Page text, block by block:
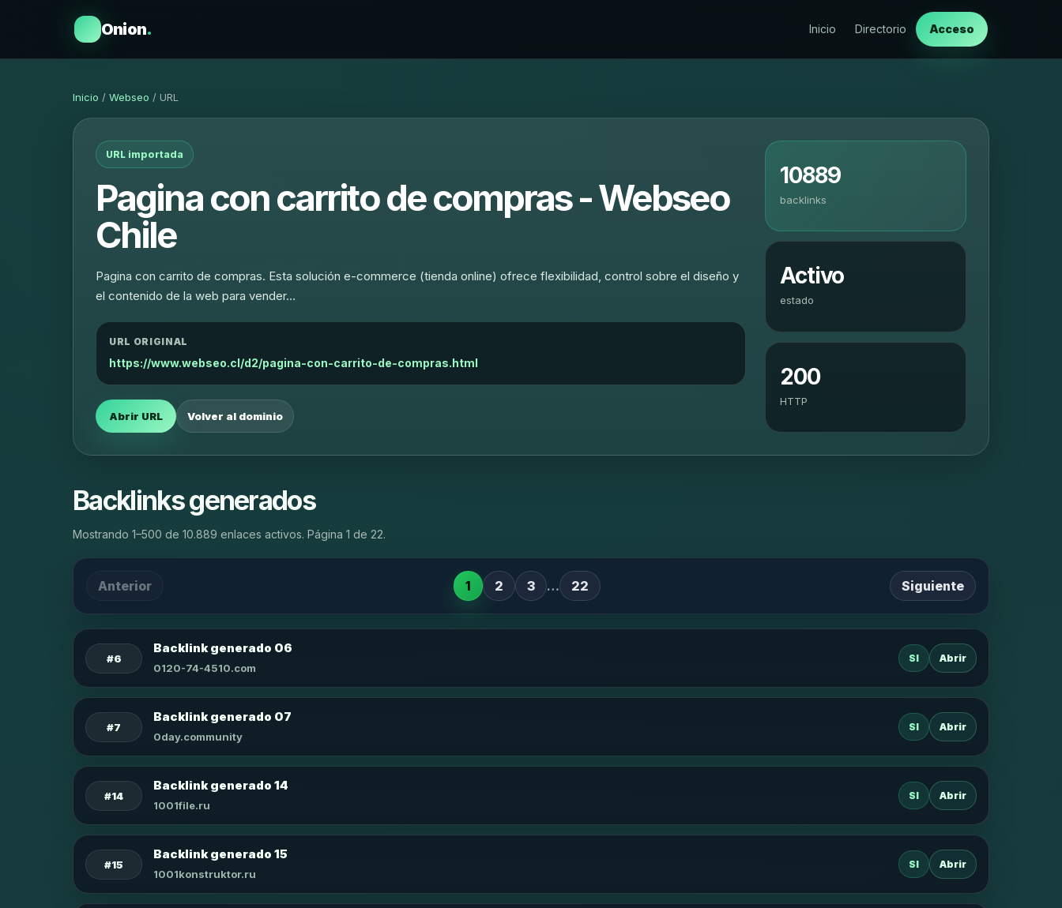
Onion. Inicio Directorio Acceso
Inicio / Webseo / URL
URL importada
Pagina con carrito de compras - Webseo
Chile
Pagina con carrito de compras. Esta solución e-commerce (tienda online) ofrece flexibilidad, control sobre el diseño y
el contenido de la web para vender…
URL ORIGINAL
https://www.webseo.cl/d2/pagina-con-carrito-de-compras.html
Abrir URL Volver al dominio
10889
backlinks
Activo
estado
200
HTTP
Backlinks generados
Mostrando 1–500 de 10.889 enlaces activos. Página 1 de 22.
Anterior 1 2 3 … 22 Siguiente
#6
Backlink generado 06
0120-74-4510.com
SI Abrir
#7
Backlink generado 07
0day.community
SI Abrir
#14
Backlink generado 14
1001file.ru
SI Abrir
#15
Backlink generado 15
1001konstruktor.ru
SI Abrir